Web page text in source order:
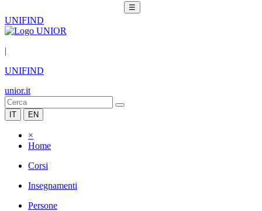
☰
UNIFIND
|
UNIFIND
unior.it
IT EN
×
Home
Corsi
Insegnamenti
Persone